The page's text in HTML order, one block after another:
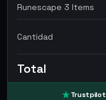
Runescape 3 Items
Cantidad
Total
Trustpilot